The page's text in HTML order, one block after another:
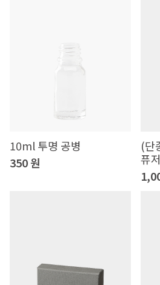
10ml 투명 공병
350 원
(단
퓨